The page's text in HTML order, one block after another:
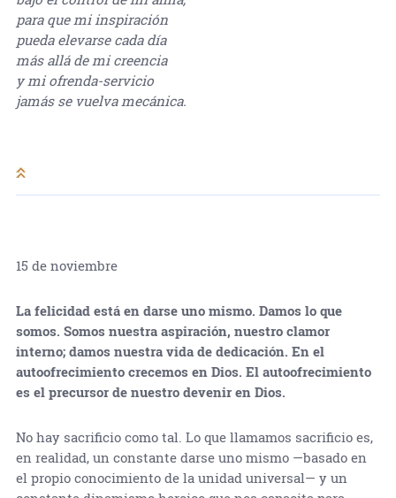
para que mi inspiración
pueda elevarse cada día
más allá de mi creencia
y mi ofrenda-servicio
jamás se vuelva mecánica.
15 de noviembre
La felicidad está en darse uno mismo. Damos lo que
somos. Somos nuestra aspiración, nuestro clamor
interno; damos nuestra vida de dedicación. En el
autoofrecimiento crecemos en Dios. El autoofrecimiento
es el precursor de nuestro devenir en Dios.
No hay sacrificio como tal. Lo que llamamos sacrificio es,
en realidad, un constante darse uno mismo —basado en
el propio conocimiento de la unidad universal— y un